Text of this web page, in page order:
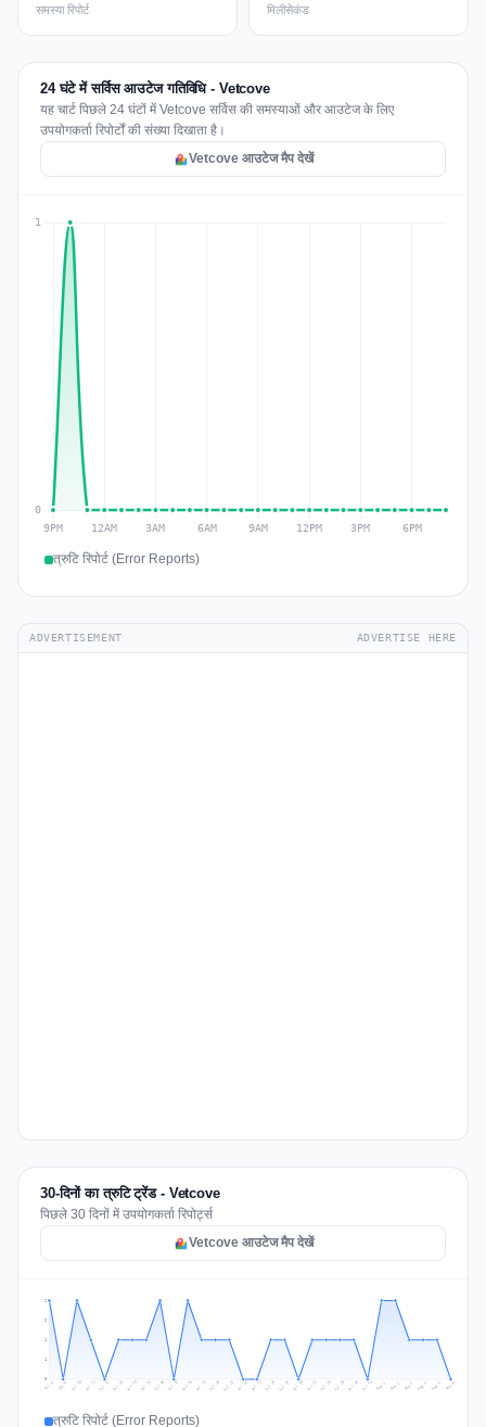
समस्या रिपोर्ट मिलीसेकंड
24 घंटे में सर्विस आउटेज गतिविधि - Vetcove
यह चार्ट पिछले 24 घंटों में Vetcove सर्विस की समस्याओं और आउटेज के लिए
उपयोगकर्ता रिपोर्टों की संख्या दिखाता है।
Vetcove आउटेज मैप देखें
त्रुटि रिपोर्ट (Error Reports)
ADVERTISEMENT ADVERTISE HERE
30-दिनों का त्रुटि ट्रेंड - Vetcove
पिछले 30 दिनों में उपयोगकर्ता रिपोर्ट्स
Vetcove आउटेज मैप देखें
1
1
2
2
Jul 8 Jul 9 Jul 10 Jul 11 Jul 12 Jul 13 Jul 14 Jul 15 Jul 16 Jul 17 Jul 18 Jul 19 Jul 20 Jul 21 Jul 22 Jul 23 Jul 24 Jul 25 Jul 26 Jul 27 Jul 28 Jul 29 Jul 30 Jul 31 Aug 1 Aug 2 Aug 3 Aug 4 Aug 5 Aug 6
त्रुटि रिपोर्ट (Error Reports)